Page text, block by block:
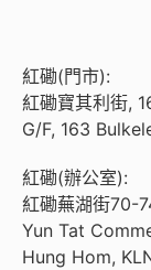
紅磡(門市):
紅磡寶其利街,
G/F, 163
紅磡(辦公室):
紅磡蕪湖街70-
Yun Tat
Hung Hom,